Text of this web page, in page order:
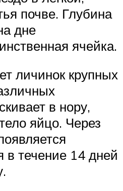
почве. Глубина
дне
ячейка.
личинок крупных
в нору,
яйцо. Через
в течение 14 дней